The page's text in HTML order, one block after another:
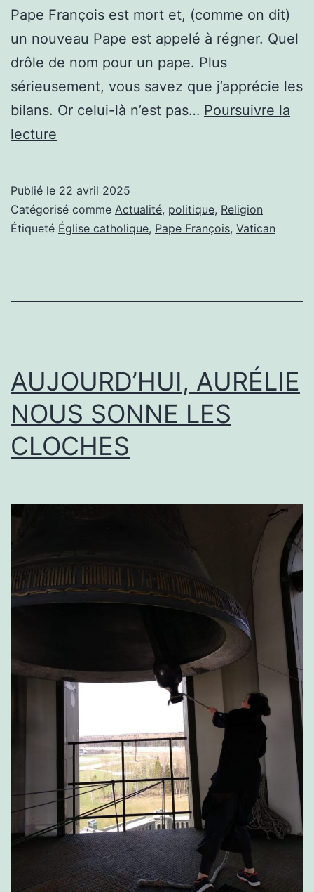
Pape François est mort et, (comme on dit)
un nouveau Pape est appelé à régner. Quel
drôle de nom pour un pape. Plus
sérieusement, vous savez que j’apprécie les
bilans. Or celui-là n’est pas… Poursuivre la
lecture
Publié le 22 avril 2025
Catégorisé comme Actualité, politique, Religion
Étiqueté Église catholique, Pape François, Vatican
AUJOURD’HUI, AURÉLIE
NOUS SONNE LES
CLOCHES